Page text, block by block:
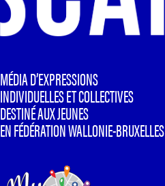
MÉDIA D’EXPRESSIONS
INDIVIDUELLES ET COLLECTIVES
DESTINÉ AUX JEUNES
EN FÉDÉRATION WALLONIE-BRUXELLES